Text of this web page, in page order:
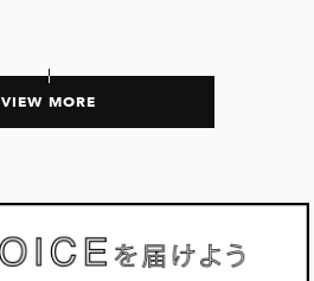
VIEW MORE